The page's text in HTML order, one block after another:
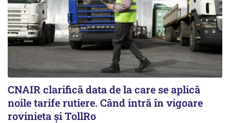
CNAIR clarifică data de la care se aplică
noile tarife rutiere. Când intră în vigoare
rovinieta și TollRo